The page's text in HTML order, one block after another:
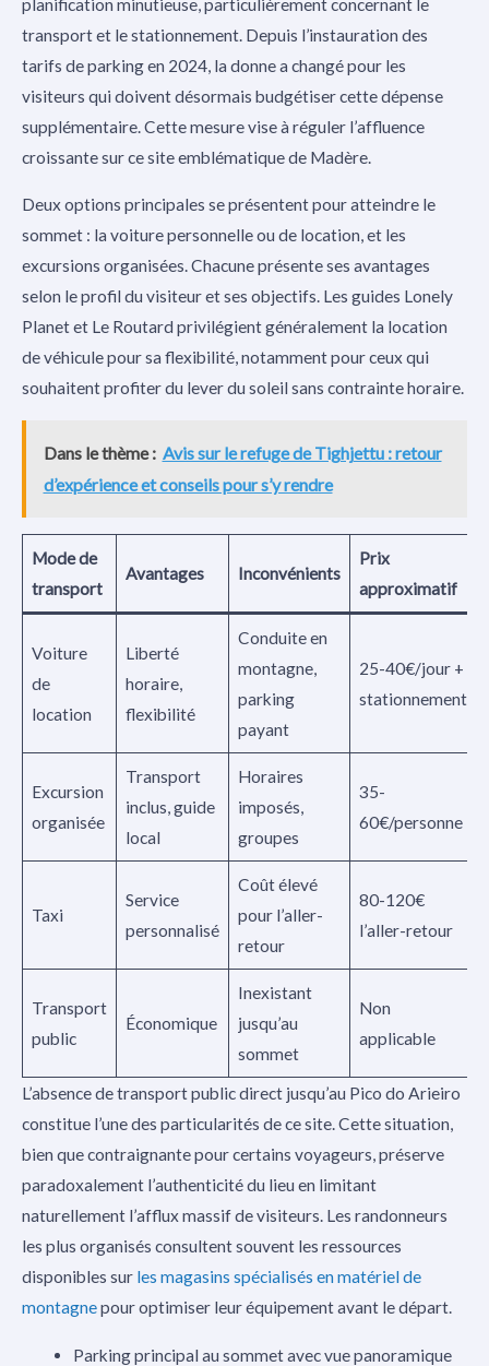
transport et le stationnement. Depuis l’instauration des
tarifs de parking en 2024, la donne a changé pour les
visiteurs qui doivent désormais budgétiser cette dépense
supplémentaire. Cette mesure vise à réguler l’affluence
croissante sur ce site emblématique de Madère.
Deux options principales se présentent pour atteindre le
sommet : la voiture personnelle ou de location, et les
excursions organisées. Chacune présente ses avantages
selon le profil du visiteur et ses objectifs. Les guides Lonely
Planet et Le Routard privilégient généralement la location
de véhicule pour sa flexibilité, notamment pour ceux qui
souhaitent profiter du lever du soleil sans contrainte horaire.
Dans le thème : Avis sur le refuge de Tighjettu : retour
d’expérience et conseils pour s’y rendre
Mode de
transport
Avantages Inconvénients
Prix
approximatif
Voiture
de
location
Liberté
horaire,
flexibilité
Conduite en
montagne,
parking
payant
25-40€/jour +
stationnement
Excursion
organisée
Transport
inclus, guide
local
Horaires
imposés,
groupes
35-
60€/personne
Taxi
Service
personnalisé
Coût élevé
pour l’aller-
retour
80-120€
l’aller-retour
Transport
public
Économique
Inexistant
jusqu’au
sommet
Non
applicable
L’absence de transport public direct jusqu’au Pico do Arieiro
constitue l’une des particularités de ce site. Cette situation,
bien que contraignante pour certains voyageurs, préserve
paradoxalement l’authenticité du lieu en limitant
naturellement l’afflux massif de visiteurs. Les randonneurs
les plus organisés consultent souvent les ressources
disponibles sur les magasins spécialisés en matériel de
montagnepour optimiser leur équipement avant le départ.
Parking principal au sommet avec vue panoramique